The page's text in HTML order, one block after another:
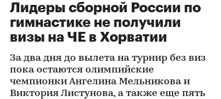
Лидеры сборной России по
гимнастике не получили
визы на ЧЕ в Хорватии
За два дня до вылета на турнир без виз
пока остаются олимпийские
чемпионки Ангелина Мельникова и
Виктория Листунова, а также еще пять